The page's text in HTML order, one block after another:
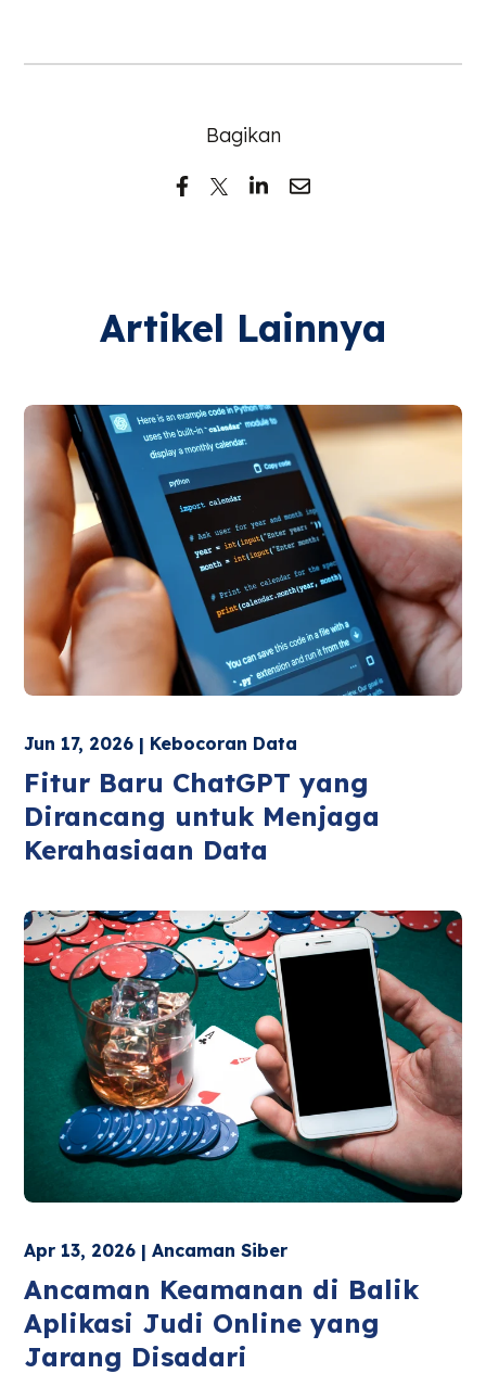
Bagikan
Artikel Lainnya
Jun 17, 2026 | Kebocoran Data
Fitur Baru ChatGPT yang
Dirancang untuk Menjaga
Kerahasiaan Data
Apr 13, 2026 | Ancaman Siber
Ancaman Keamanan di Balik
Aplikasi Judi Online yang
Jarang Disadari